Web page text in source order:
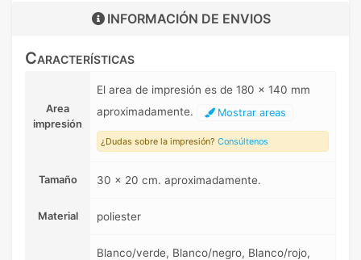
INFORMACIÓN DE ENVIOS
Características
Area
impresión
El area de impresión es de 180 x 140 mm
aproximadamente.
Mostrar areas
¿Dudas sobre la impresión? Consúltenos
Tamaño 30 x 20 cm. aproximadamente.
Material poliester
Blanco/verde, Blanco/negro, Blanco/rojo,